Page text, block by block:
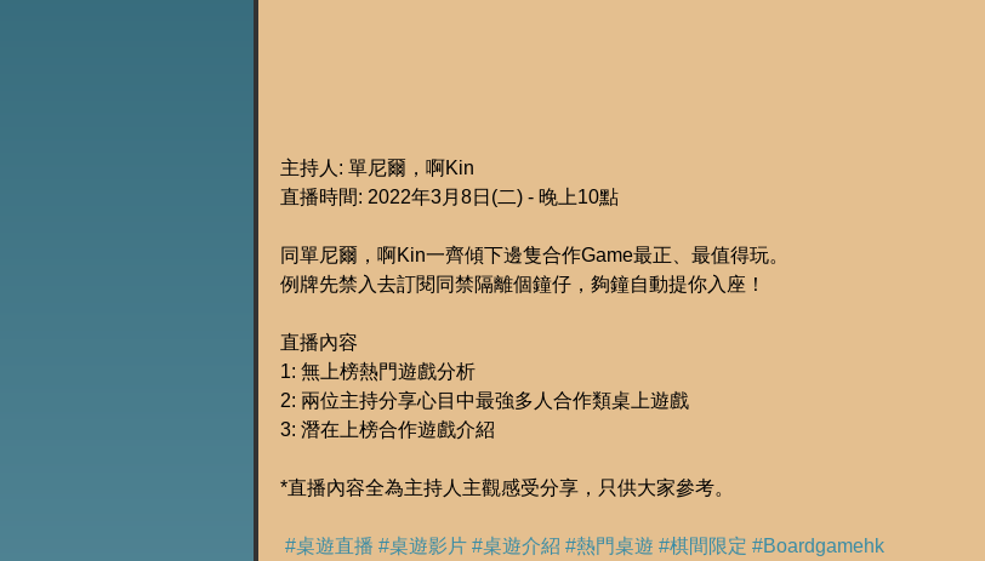
主持人: 單尼爾，啊Kin
直播時間: 2022年3月8日(二) - 晚上10點
同單尼爾，啊Kin一齊傾下邊隻合作Game最正、最值得玩。
例牌先禁入去訂閱同禁隔離個鐘仔，夠鐘自動提你入座！
直播內容
1: 無上榜熱門遊戲分析
2: 兩位主持分享心目中最強多人合作類桌上遊戲
3: 潛在上榜合作遊戲介紹
*直播內容全為主持人主觀感受分享，只供大家參考。
#桌遊直播 #桌遊影片 #桌遊介紹 #熱門桌遊 #棋間限定 #Boardgamehk